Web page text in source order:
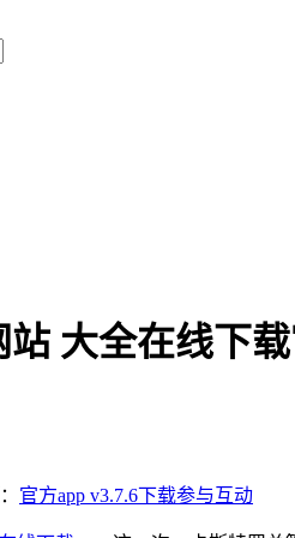
大全在线下
官方app v3.7.6下载参与互动